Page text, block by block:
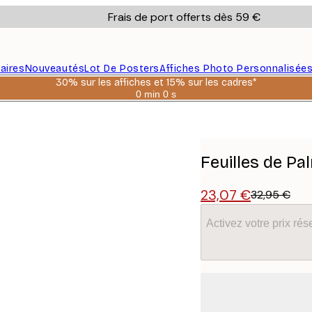
Frais de port offerts dès 59 €
NouveautésLot De PostersAffiches Photo
30% sur les affiches et 15% sur les cadres*
0 min 0 s
Valable
Feuilles de
23,07 €32,95 €
Activez votre prix